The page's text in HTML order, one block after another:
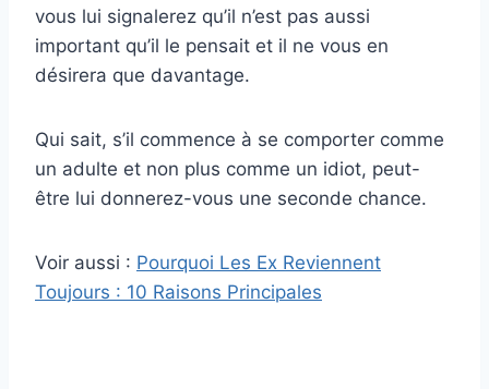
vous lui signalerez qu’il n’est pas aussi
important qu’il le pensait et il ne vous en
désirera que davantage.
Qui sait, s’il commence à se comporter comme
un adulte et non plus comme un idiot, peut-
être lui donnerez-vous une seconde chance.
Voir aussi : Pourquoi Les Ex Reviennent
Toujours : 10 Raisons Principales